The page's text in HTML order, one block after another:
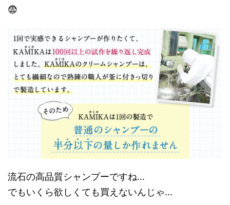
😨
流石の高品質シャンプーですね…
でもいくら欲しくても買えないんじゃ…